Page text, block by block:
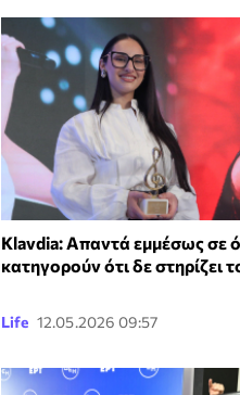
Klavdia: Απαντά εμμέσως σε
κατηγορούν ότι δε στηρίζει
Life 12.05.2026 09:57